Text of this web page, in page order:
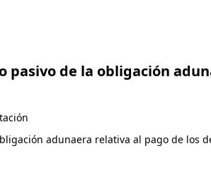
pasivo de la obligación
adunaera relativa al pago de